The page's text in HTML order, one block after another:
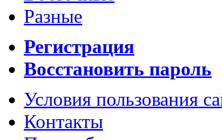
Разные
Регистрация
Восстановить пароль
Условия пользования
Контакты